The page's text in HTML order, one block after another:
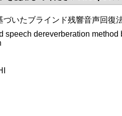
づいたブラインド残響音声回復
speech dereverberation